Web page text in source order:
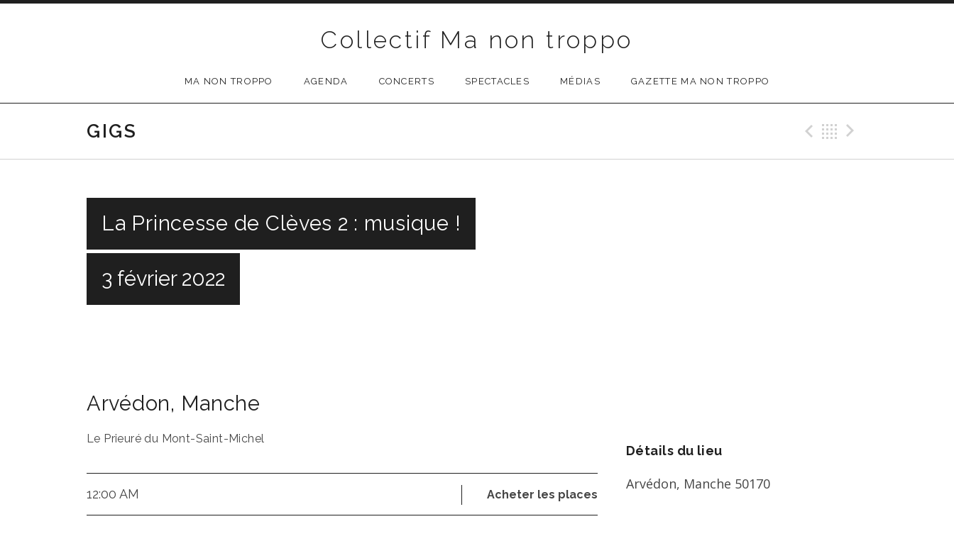
Collectif Ma non troppo
MA NON TROPPO AGENDA CONCERTS SPECTACLES MÉDIAS GAZETTE MA NON TROPPO
GIGS Précédent Gig
Retour
La Princesse de Clèves 2 : musique !
3 février 2022
Arvédon, Manche
Le Prieuré du Mont-Saint-Michel
12:00 AM Acheter les places
Détails du lieu
Arvédon, Manche 50170